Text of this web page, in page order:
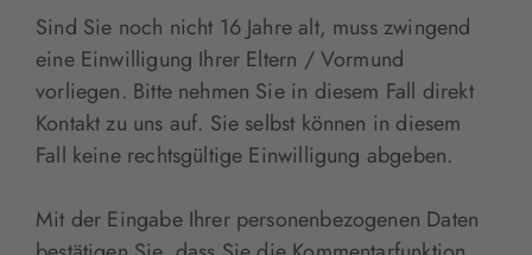
Sind Sie noch nicht 16 Jahre alt, muss zwingend
eine Einwilligung Ihrer Eltern / Vormund
vorliegen. Bitte nehmen Sie in diesem Fall direkt
Kontakt zu uns auf. Sie selbst können in diesem
Fall keine rechtsgültige Einwilligung abgeben.
Mit der Eingabe Ihrer personenbezogenen Daten